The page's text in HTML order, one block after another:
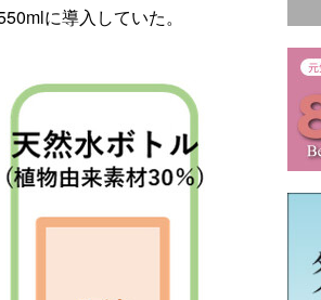
に導入していた。